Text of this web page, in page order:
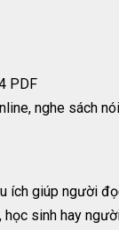
nghe sách
giúp người
sinh hay